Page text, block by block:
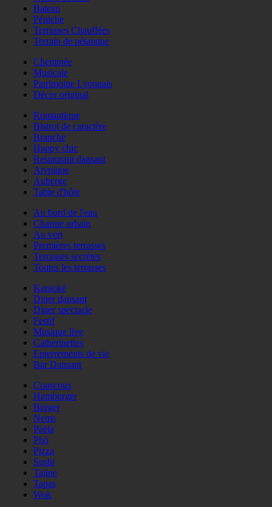
Bateau
Péniche
Terrasses Chauffées
Terrain de pétanque
Cheminée
Musicale
Patrimoine Lyonnais
Décor original
Romantique
Bistrot de caractère
Branché
Happy chic
Restaurant dansant
Atypique
Auberge
Table d'hôte
Au bord de l'eau
Charme urbain
Au vert
Premières terrasses
Terrasses secrètes
Toutes les terrasses
Karaoké
Diner dansant
Diner spectacle
Festif
Musique live
Catherinettes
Enterrements de vie
Bar Dansant
Couscous
Hamburger
Burger
Nems
Paëla
Phö
Pizza
Sushi
Tajine
Tapas
Wok